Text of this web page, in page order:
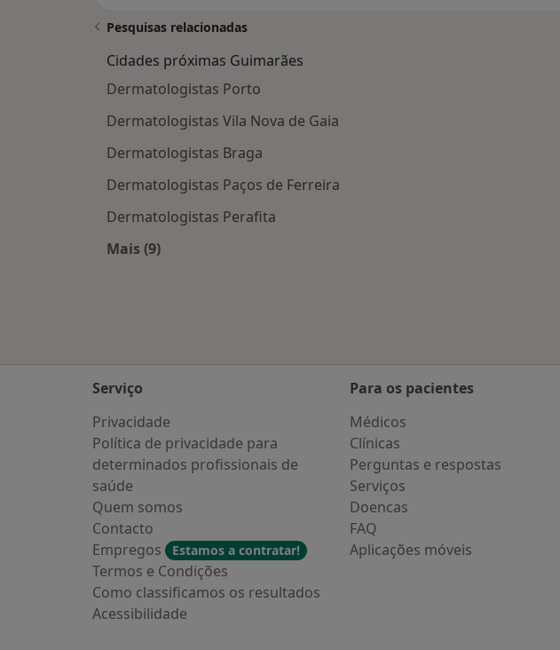
Pesquisas relacionadas
Cidades próximas Guimarães
Dermatologistas Porto
Dermatologistas Vila Nova de Gaia
Dermatologistas Braga
Dermatologistas Paços de Ferreira
Dermatologistas Perafita
Mais (9)
Serviço
Privacidade
Política de privacidade para
determinados profissionais de
saúde
Quem somos
Contacto
Empregos
Estamos a contratar!
Termos e Condições
Como classificamos os resultados
Acessibilidade
Para os pacientes
Médicos
Clínicas
Perguntas e respostas
Serviços
Doencas
FAQ
Aplicações móveis